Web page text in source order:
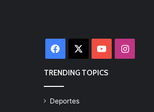
Facebook YouTube
TRENDING TOPICS
Deportes